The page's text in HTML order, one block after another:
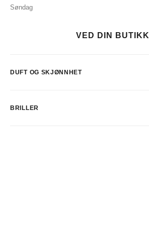
Søndag
VED DIN BUTIKK
DUFT OG SKJØNNHET
BRILLER